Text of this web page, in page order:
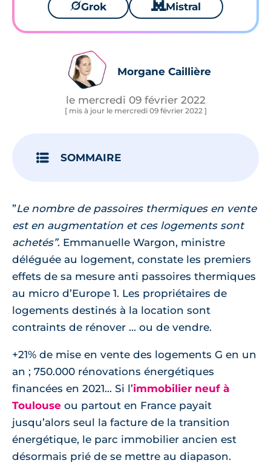
🪐Grok 🐱 Mistral
Morgane Caillière
le mercredi 09 février 2022
[ mis à jour le mercredi 09 février 2022 ]
SOMMAIRE
”Le nombre de passoires thermiques en vente
est en augmentation et ces logements sont
achetés”. Emmanuelle Wargon, ministre
déléguée au logement, constate les premiers
effets de sa mesure anti passoires thermiques
au micro d’Europe 1. Les propriétaires de
logements destinés à la location sont
contraints de rénover ... ou de vendre.
+21% de mise en vente des logements G en un
an ; 750.000 rénovations énergétiques
financées en 2021... Si l’immobilier neuf à
Toulouse ou partout en France payait
jusqu’alors seul la facture de la transition
énergétique, le parc immobilier ancien est
désormais prié de se mettre au diapason.